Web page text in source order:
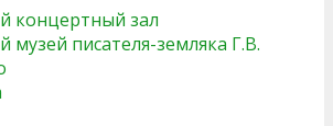
концертный зал
музей писателя-земляка Г.В.